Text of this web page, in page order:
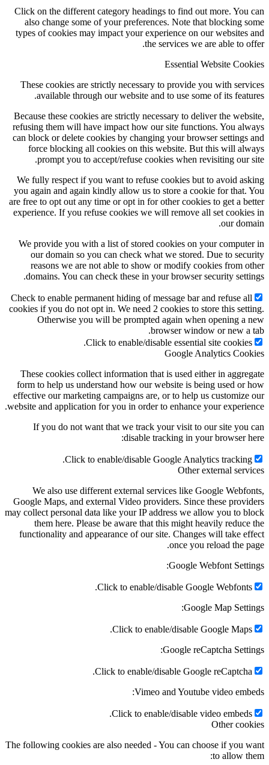
Click on the different category headings to find out more. You can
also change some of your preferences. Note that blocking some
types of cookies may impact your experience on our websites and
the services we are able to offer.
Essential Website Cookies
These cookies are strictly necessary to provide you with services
available through our website and to use some of its features.
Because these cookies are strictly necessary to deliver the website,
refusing them will have impact how our site functions. You always
can block or delete cookies by changing your browser settings and
force blocking all cookies on this website. But this will always
prompt you to accept/refuse cookies when revisiting our site.
We fully respect if you want to refuse cookies but to avoid asking
you again and again kindly allow us to store a cookie for that. You
are free to opt out any time or opt in for other cookies to get a better
experience. If you refuse cookies we will remove all set cookies in
our domain.
We provide you with a list of stored cookies on your computer in
our domain so you can check what we stored. Due to security
reasons we are not able to show or modify cookies from other
domains. You can check these in your browser security settings.
Check to enable permanent hiding of message bar and refuse all
cookies if you do not opt in. We need 2 cookies to store this setting.
Otherwise you will be prompted again when opening a new
browser window or new a tab.
Click to enable/disable essential site cookies.
Google Analytics Cookies
These cookies collect information that is used either in aggregate
form to help us understand how our website is being used or how
effective our marketing campaigns are, or to help us customize our
website and application for you in order to enhance your experience.
If you do not want that we track your visit to our site you can
disable tracking in your browser here:
Click to enable/disable Google Analytics tracking.
Other external services
We also use different external services like Google Webfonts,
Google Maps, and external Video providers. Since these providers
may collect personal data like your IP address we allow you to block
them here. Please be aware that this might heavily reduce the
functionality and appearance of our site. Changes will take effect
once you reload the page.
Google Webfont Settings:
Click to enable/disable Google Webfonts.
Google Map Settings:
Click to enable/disable Google Maps.
Google reCaptcha Settings:
Click to enable/disable Google reCaptcha.
Vimeo and Youtube video embeds:
Click to enable/disable video embeds.
Other cookies
The following cookies are also needed - You can choose if you want
to allow them: